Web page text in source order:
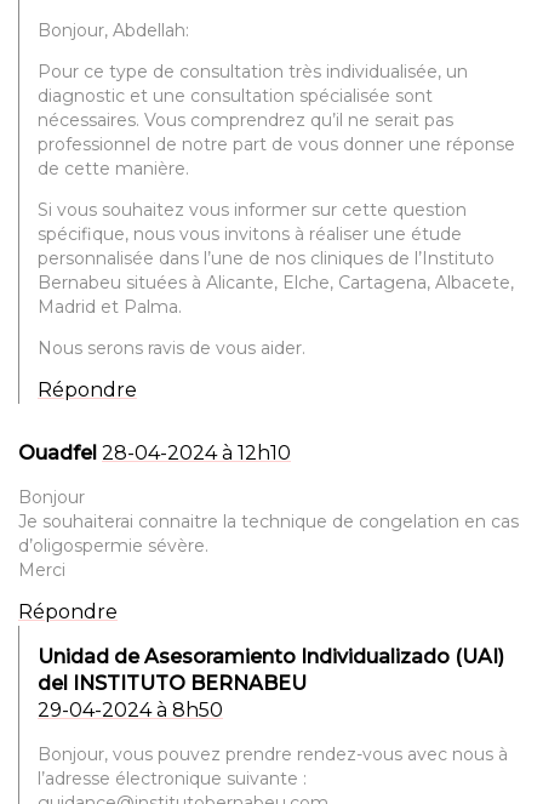
Bonjour, Abdellah:
Pour ce type de consultation très individualisée, un
diagnostic et une consultation spécialisée sont
nécessaires. Vous comprendrez qu’il ne serait pas
professionnel de notre part de vous donner une réponse
de cette manière.
Si vous souhaitez vous informer sur cette question
spécifique, nous vous invitons à réaliser une étude
personnalisée dans l’une de nos cliniques de l’Instituto
Bernabeu situées à Alicante, Elche, Cartagena, Albacete,
Madrid et Palma.
Nous serons ravis de vous aider.
Répondre
Ouadfel 28-04-2024 à 12h10
Bonjour
Je souhaiterai connaitre la technique de congelation en cas
d’oligospermie sévère.
Merci
Répondre
Unidad de Asesoramiento Individualizado (UAI)
del INSTITUTO BERNABEU
29-04-2024 à 8h50
Bonjour, vous pouvez prendre rendez-vous avec nous à
l’adresse électronique suivante :